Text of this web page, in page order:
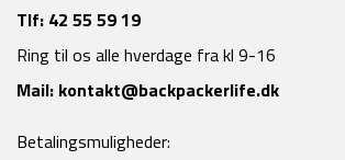
Tlf: 42 55 59 19
Ring til os alle hverdage fra kl 9-16
Mail: kontakt@backpackerlife.dk
Betalingsmuligheder: